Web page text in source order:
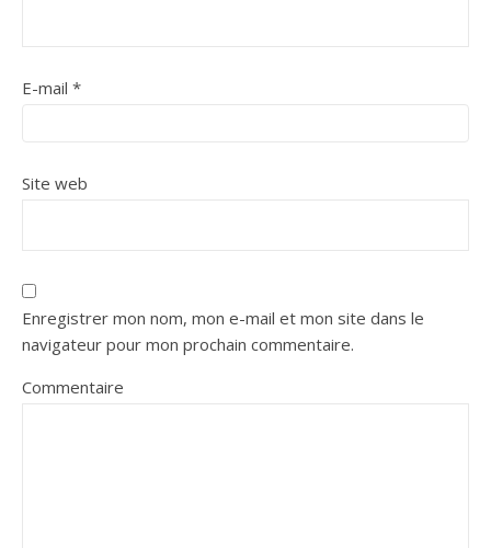
E-mail *
Site web
Enregistrer mon nom, mon e-mail et mon site dans le
navigateur pour mon prochain commentaire.
Commentaire